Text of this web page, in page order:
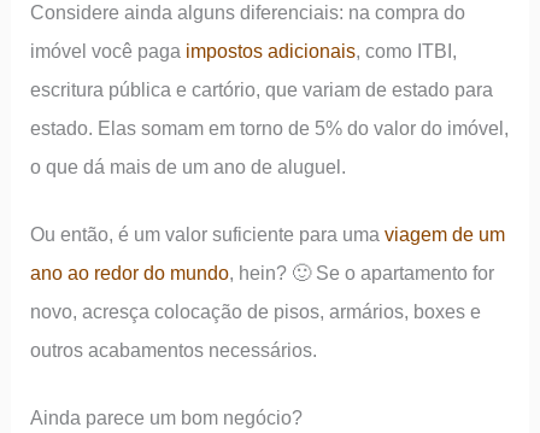
Considere ainda alguns diferenciais: na compra do
imóvel você paga impostos adicionais, como ITBI,
escritura pública e cartório, que variam de estado para
estado. Elas somam em torno de 5% do valor do imóvel,
o que dá mais de um ano de aluguel.
Ou então, é um valor suficiente para umaviagem de um
ano ao redor do mundo, hein? 🙂 Se o apartamento for
novo, acresça colocação de pisos, armários, boxes e
outros acabamentos necessários.
Ainda parece um bom negócio?